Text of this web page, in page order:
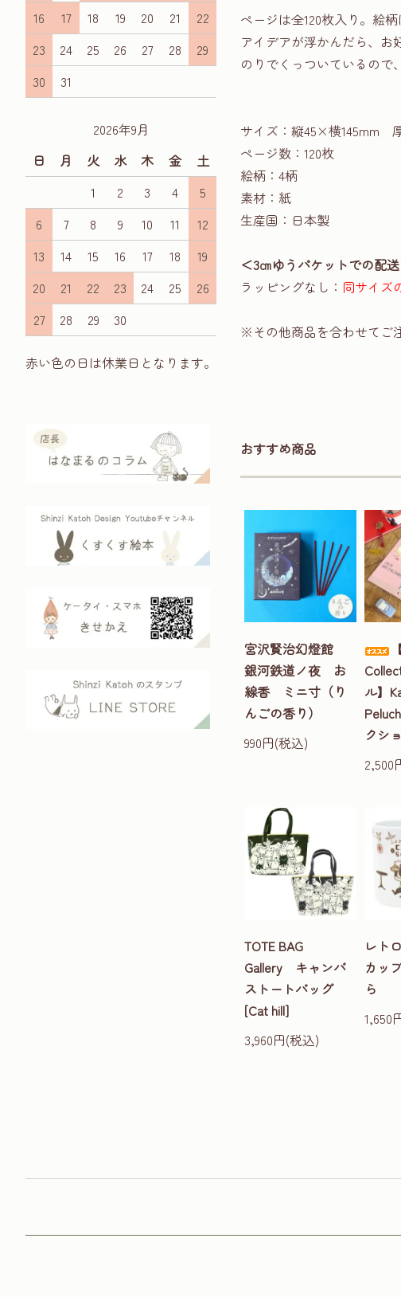
16
17 18 19 20 21
22
23
24 25 26 27 28
29
30
31
2026年9月
日
月 火 水 木 金
土
1
2 3 4
5
6
7 8 9 10 11
12
13
14 15 16 17 18
19
20
21 22 23 24 25
26
27
28 29 30
赤い色の日は休業日となります。
ページは全120枚入り。絵
アイデアが浮かんだら、お
のりでくっついているので
サイズ：縦45×横145mm
ページ数：120枚
絵柄：4柄
素材：紙
生産国：日本製
＜3㎝ゆうパケットでの配
ラッピングなし： 同サイズ
※その他商品を合わせてご
おすすめ商品
宮沢賢治幻燈館
銀河鉄道ノ夜 お
線香 ミニ寸（り
んごの香り）
990円(税込)
ル】
クシ
2,500
TOTE BAG
Gallery キャンバ
ストートバッグ
[Cat hill]
3,960円(税込)
レト
カッ
ら
1,650